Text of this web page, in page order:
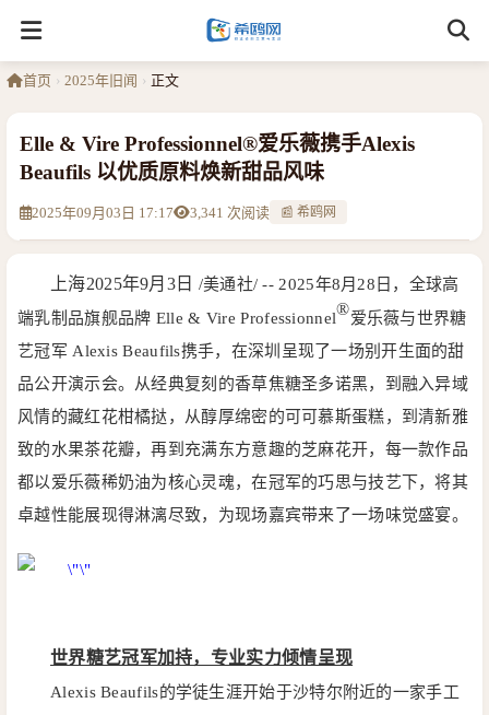
首页 › 2025年旧闻 › 正文
Elle & Vire Professionnel®爱乐薇携手Alexis
Beaufils 以优质原料焕新甜品风味
2025年09月03日 17:17 3,341 次阅读 📰 希鸥网
上海2025年9月3日 /美通社/ -- 2025年8月28日，全球高
端乳制品旗舰品牌 Elle & Vire Professionnel®爱乐薇与世界糖
艺冠军 Alexis Beaufils携手，在深圳呈现了一场别开生面的甜
品公开演示会。从经典复刻的香草焦糖圣多诺黑，到融入异域
风情的藏红花柑橘挞，从醇厚绵密的可可慕斯蛋糕，到清新雅
致的水果茶花瓣，再到充满东方意趣的芝麻花开，每一款作品
都以爱乐薇稀奶油为核心灵魂，在冠军的巧思与技艺下，将其
卓越性能展现得淋漓尽致，为现场嘉宾带来了一场味觉盛宴。
世界糖艺冠军加持，专业实力倾情呈现
Alexis Beaufils的学徒生涯开始于沙特尔附近的一家手工